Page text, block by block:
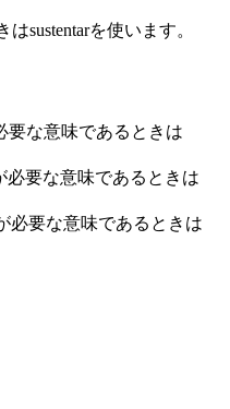
sustentarを使います。
要な意味であるときは
必要な意味であるときは
必要な意味であるときは